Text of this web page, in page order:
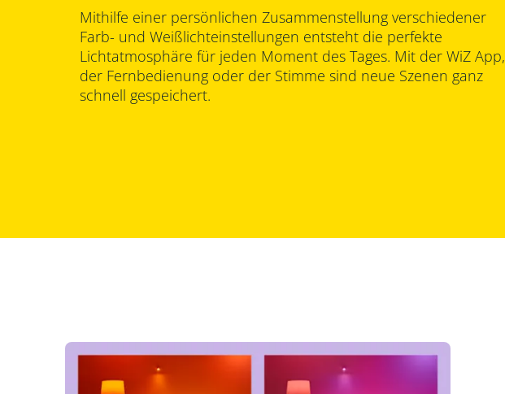
Mithilfe einer persönlichen Zusammenstellung verschiedener
Farb- und Weißlichteinstellungen entsteht die perfekte
Lichtatmosphäre für jeden Moment des Tages. Mit der WiZ App,
der Fernbedienung oder der Stimme sind neue Szenen ganz
schnell gespeichert.